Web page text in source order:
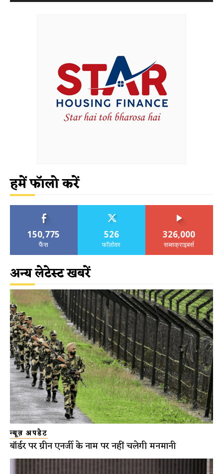
हमें फॉलो करें
150,775
फैंस
526
फॉलोवर
326,000
सब्सक्राइबर्स
अन्य लेटेस्ट खबरें
न्यूज़ अपडेट
बॉर्डर पर ग्रीन एनर्जी के नाम पर नहीं चलेगी मनमानी